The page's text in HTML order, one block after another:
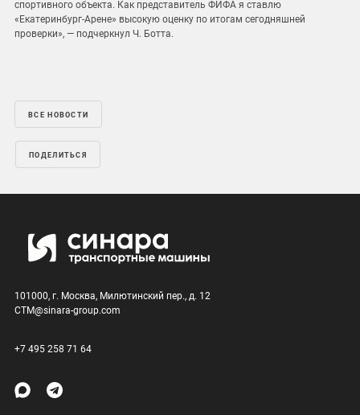
спортивного объекта. Как представитель ФИФА я ставлю
«Екатеринбург-Арене» высокую оценку по итогам сегодняшней
проверки», — подчеркнул Ч. Ботта.
ВСЕ НОВОСТИ
ПОДЕЛИТЬСЯ
101000, г. Москва, Милютинский пер., д. 12
CTM@sinara-group.com
+7 495 258 71 64